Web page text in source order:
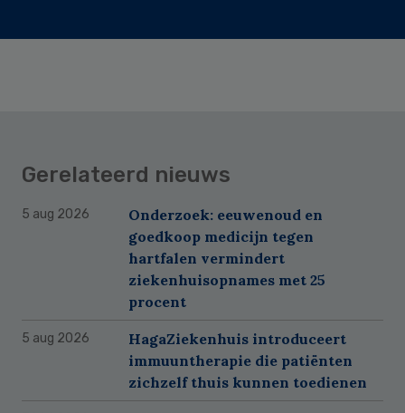
Gerelateerd nieuws
5 aug 2026
Onderzoek: eeuwenoud en
goedkoop medicijn tegen
hartfalen vermindert
ziekenhuisopnames met 25
procent
5 aug 2026
HagaZiekenhuis introduceert
immuuntherapie die patiënten
zichzelf thuis kunnen toedienen